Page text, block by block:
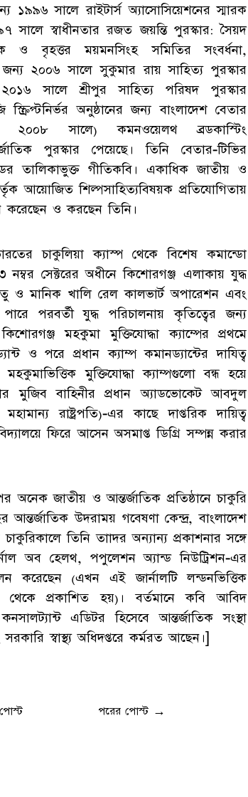
১৯৯৬ সালে রাইটার্স অ্যাসোসিয়েশনের স্মারক
সালে স্বাধীনতার রজত জয়ন্তি পুরস্কার: সৈয়দ
বৃহত্তর ময়মনসিংহ সমিতির সংবর্ধনা,
জন্য ২০০৬ সালে সুকুমার রায় সাহিত্য পুরস্কার
সালে শ্রীপুর সাহিত্য পরিষদ পুরস্কার
অনুষ্ঠানের জন্য বাংলাদেশ বেতার
সালে) কমনওয়েলথ ব্রডকাস্টিং
পুরস্কার পেয়েছে। তিনি বেতার-টিভির
তালিকাভুক্ত গীতিকবি। একাধিক জাতীয় ও
আয়োজিত শিল্পসাহিত্যবিষয়ক প্রতিযোগিতায়
করেছেন ও করছেন তিনি।
চাকুলিয়া ক্যাস্প থেকে বিশেষ কমান্ডো
নম্বর সেক্টরের অধীনে কিশোরগঞ্জ এলাকায় যুদ্ধ
ও মানিক খালি রেল কালভার্ট অপারেশন এবং
পরবর্তী যুদ্ধ পরিচালনায় কৃতিত্বের জন্য
মহকুমা মুক্তিযোদ্ধা ক্যাম্পের প্রথমে
ও পরে প্রধান ক্যাম্প কমানড্যান্টের দাযিত্ব
মহকুমাভিত্তিক মুক্তিযোদ্ধা ক্যাম্পগুলো বন্ধ হয়ে
মুজিব বাহিনীর প্রধান অ্যাডভোকেট আবদুল
রাষ্ট্রপতি)-এর কাছে দাপ্তরিক দায়িত্ব
ফিরে আসেন অসমাপ্ত ডিগ্রি সম্পন্ন করার
অনেক জাতীয় ও আন্তর্জাতিক প্রতিষ্ঠানে চাকুরি
আন্তর্জাতিক উদরাময় গবেষণা কেন্দ্র, বাংলাদেশ
তিনি তাাদর অন্যান্য প্রকাশনার সঙ্গে
অব হেলথ, পপুলেশন অ্যান্ড নিউট্রিশন-এর
করেছেন (এখন এই জার্নালটি লন্ডনভিত্তিক
থেকে প্রকাশিত হয়)। বর্তমানে কবি আবিদ
এডিটর হিসেবে আন্তর্জাতিক সংস্থা
স্বাস্থ্য অধিদপ্তরে কর্মরত আছেন।]
পরের পোস্ট→